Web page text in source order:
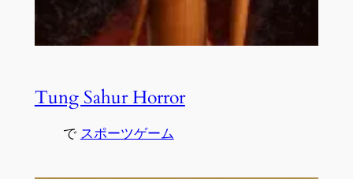
Tung Sahur Horror
で スポーツゲーム